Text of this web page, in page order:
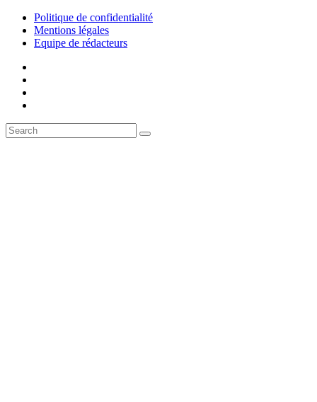
Politique de confidentialité
Mentions légales
Equipe de rédacteurs